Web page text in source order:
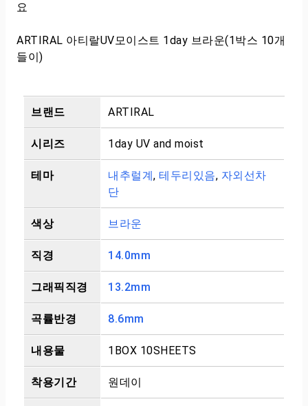
요
ARTIRAL 아티랄UV모이스트 1day 브라운(1박스 10개
들이)
브랜드 ARTIRAL
시리즈 1day UV and moist
테마 내추럴계, 테두리있음, 자외선차
단
색상 브라운
직경 14.0mm
그래픽직경 13.2mm
곡률반경 8.6mm
내용물 1BOX 10SHEETS
착용기간 원데이